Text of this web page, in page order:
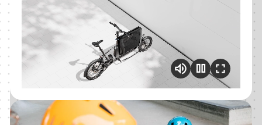
volume_up pause fullscreen